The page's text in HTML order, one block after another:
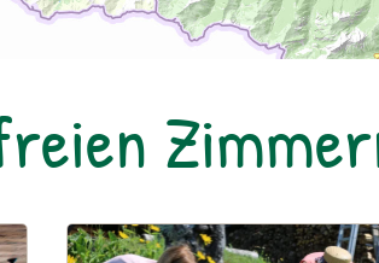
Gut Urlaub am Bauernhof: Hauserhof